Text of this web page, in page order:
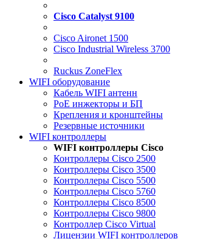
Cisco Catalyst 9100
Cisco Aironet 1500
Cisco Industrial Wireless 3700
Ruckus ZoneFlex
WIFI оборудование
Кабель WIFI антенн
PoE инжекторы и БП
Крепления и кронштейны
Резервные источники
WIFI контроллеры
WIFI контроллеры Cisco
Контроллеры Cisco 2500
Контроллеры Cisco 3500
Контроллеры Cisco 5500
Контроллеры Cisco 5760
Контроллеры Cisco 8500
Контроллеры Cisco 9800
Контроллер Cisco Virtual
Лицензии WIFI контроллеров